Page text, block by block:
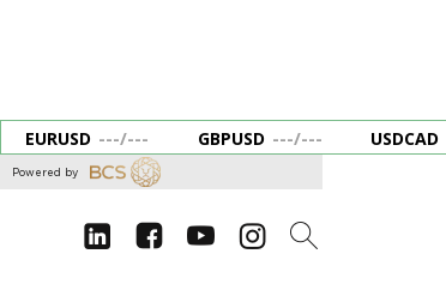
EURUSD ---/--- GBPUSD ---/--- USDCAD
Powered by
d e g c 2